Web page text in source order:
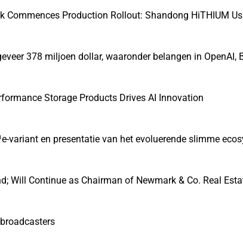
Production Rollout: Shandong HiTHIUM
378 miljoen dollar, waaronder belangen in OpenAI,
Storage Products Drives AI Innovation
variant en presentatie van het evoluerende slimme
Will Continue as Chairman of Newmark & Co. Real